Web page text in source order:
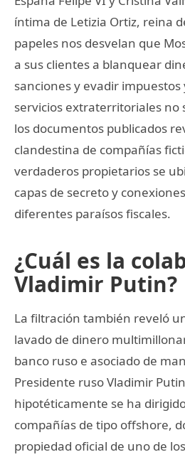
íntima de Letizia Ortiz, reina
papeles nos desvelan que
a sus clientes a blanquear
sanciones y evadir
servicios extraterritoriales no
los documentos publicados
clandestina de compañías
verdaderos propietarios se
capas de secreto y
diferentes paraísos fiscales.
¿Cuál es la
Vladimir Putin?
La filtración también reveló
lavado de dinero
banco ruso e asociado de
Presidente ruso Vladimir
hipotéticamente se ha
compañías de tipo offshore,
propiedad oficial de uno de